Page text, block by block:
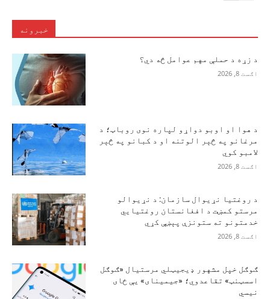
خبرونه
د زړه د حملې مهم عوامل څه دي؟
اګست 8, 2026
د هوا او اوبو دواړو لپاره نوی روباټ؛ د
مرغانو په څېر الوتنه او د کبانو په څېر
لامبو کوي
اګست 8, 2026
د روغتیا نړیوال سازمان: د نړیوالو
مرستو کمښت د افغانستان روغتیايي
خدمتونو ته ستونزې پېښې کړي
اګست 8, 2026
ګوګل خپل مشهور ډیجیټلي مرستیال «ګوګل
اسسټنټ» تقاعدوي؛ «جیمینای» یې ځای
نیسي